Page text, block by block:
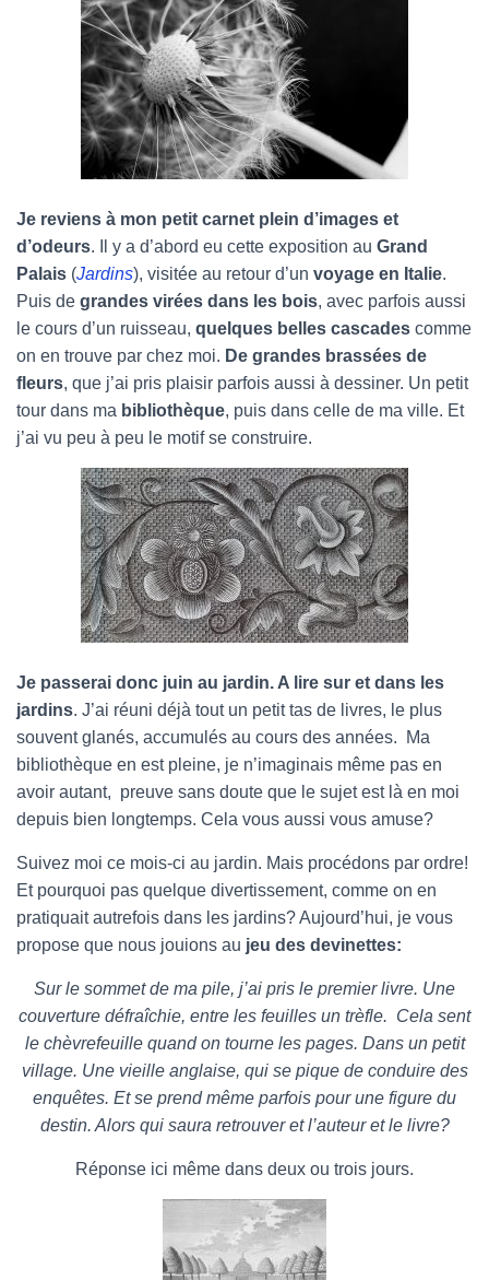
Je reviens à mon petit carnet plein d’images et
d’odeurs. Il y a d’abord eu cette exposition au Grand
Palais (Jardins), visitée au retour d’un voyage en Italie.
Puis de grandes virées dans les bois, avec parfois aussi
le cours d’un ruisseau, quelques belles cascades comme
on en trouve par chez moi. De grandes brassées de
fleurs, que j’ai pris plaisir parfois aussi à dessiner. Un petit
tour dans ma bibliothèque, puis dans celle de ma ville. Et
j’ai vu peu à peu le motif se construire.
Je passerai donc juin au jardin. A lire sur et dans les
jardins. J’ai réuni déjà tout un petit tas de livres, le plus
souvent glanés, accumulés au cours des années. Ma
bibliothèque en est pleine, je n’imaginais même pas en
avoir autant, preuve sans doute que le sujet est là en moi
depuis bien longtemps. Cela vous aussi vous amuse?
Suivez moi ce mois-ci au jardin. Mais procédons par ordre!
Et pourquoi pas quelque divertissement, comme on en
pratiquait autrefois dans les jardins? Aujourd’hui, je vous
propose que nous jouions au jeu des devinettes:
Sur le sommet de ma pile, j’ai pris le premier livre. Une
couverture défraîchie, entre les feuilles un trèfle. Cela sent
le chèvrefeuille quand on tourne les pages. Dans un petit
village. Une vieille anglaise, qui se pique de conduire des
enquêtes. Et se prend même parfois pour une figure du
destin. Alors qui saura retrouver et l’auteur et le livre?
Réponse ici même dans deux ou trois jours.